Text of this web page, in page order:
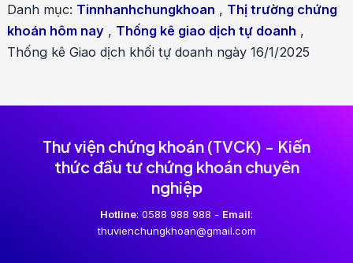
Danh mục: Tinnhanhchungkhoan , Thị trường chứng
khoán hôm nay, Thống kê giao dịch tự doanh ,
Thống kê Giao dịch khối tự doanh ngày 16/1/2025
Thư viện chứng khoán (TVCK) - Kiến
thức đầu tư chứng khoán chuyên
nghiệp
Hotline: 0588 988 988 - Email:
thuvienchungkhoan@gmail.com